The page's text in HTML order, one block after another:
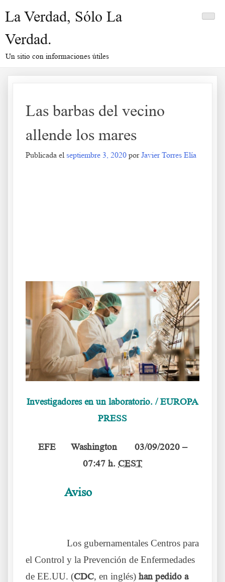
La Verdad, Sólo La
Verdad.
Un sitio con informaciones útiles
Las barbas del vecino
allende los mares
Publicada el septiembre 3, 2020 porJavier Torres Elía
Investigadores en un laboratorio. / EUROPA
PRESS
EFE Washington 03/09/2020 –
07:47 h. CEST
AvisoLas barbas del vecino allende los
Los gubernamentales Centros para
el Control y la Prevención de Enfermedades
de EE.UU. (CDC, en inglés) han pedido a